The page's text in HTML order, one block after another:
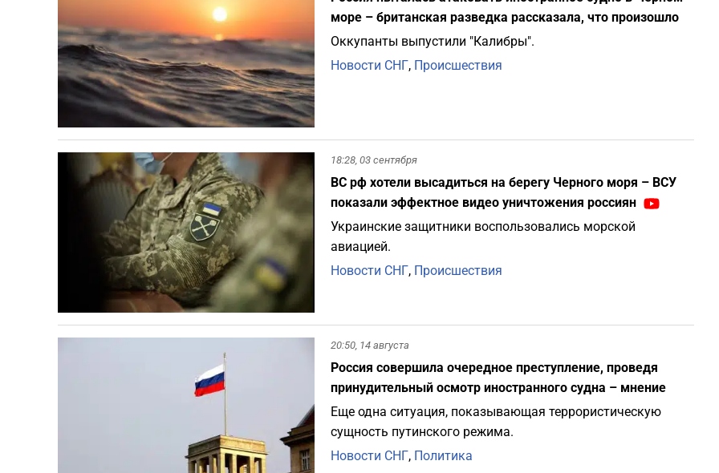
море – британская разведка рассказала, что произошло
Оккупанты выпустили "Калибры".
Новости СНГ, Происшествия
18:28, 03 сентября
ВС рф хотели высадиться на берегу Черного моря – ВСУ
показали эффектное видео уничтожения россиян
Украинские защитники воспользовались морской
авиацией.
Новости СНГ, Происшествия
20:50, 14 августа
Россия совершила очередное преступление, проведя
принудительный осмотр иностранного судна – мнение
Еще одна ситуация, показывающая террористическую
сущность путинского режима.
Новости СНГ, Политика